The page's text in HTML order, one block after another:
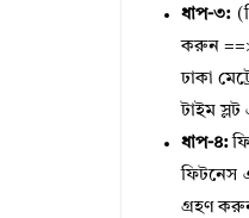
ধাপ-৩:
করুন ==>
ঢাকা
টাইম
ধাপ-৪:
ফিটনেস
গ্রহণ